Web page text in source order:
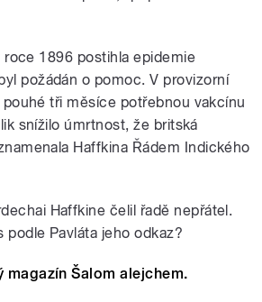
roce 1896 postihla epidemie
požádán o pomoc. V provizorní
pouhé tři měsíce potřebnou vakcínu
snížilo úmrtnost, že britská
Haffkina Řádem Indického
Haffkine čelil řadě nepřátel.
podle Pavláta jeho odkaz?
magazín Šalom alejchem.